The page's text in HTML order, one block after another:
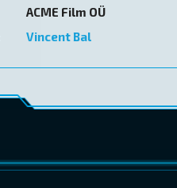
ACME Film OÜ
Vincent Bal